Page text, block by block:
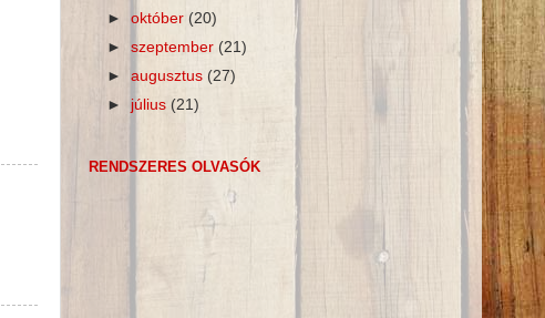
►október (20)
►szeptember (21)
►augusztus (27)
► július (21)
RENDSZERES OLVASÓK